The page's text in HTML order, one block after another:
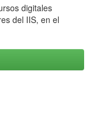
digitales
del IIS, en el